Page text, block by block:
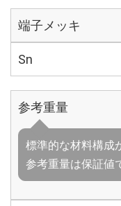
端子メッキ
Sn
参考重量
標準的な材料構成
参考重量は保証値